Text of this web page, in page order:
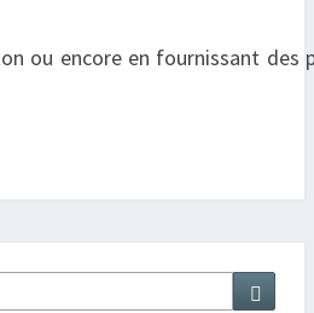
ou encore en fournissant des
Search